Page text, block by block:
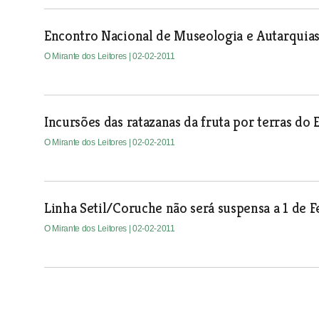
Encontro Nacional de Museologia e Autarquias
O Mirante dos Leitores | 02-02-2011
Incursões das ratazanas da fruta por terras do
O Mirante dos Leitores | 02-02-2011
Linha Setil/Coruche não será suspensa a 1 de
O Mirante dos Leitores | 02-02-2011